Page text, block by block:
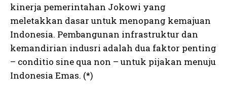
kinerja pemerintahan Jokowi yang
meletakkan dasar untuk menopang kemajuan
Indonesia. Pembangunan infrastruktur dan
kemandirian indusri adalah dua faktor penting
– conditio sine qua non – untuk pijakan menuju
Indonesia Emas. (*)